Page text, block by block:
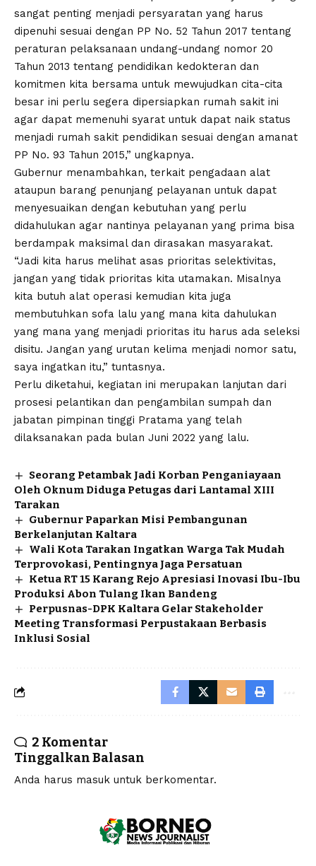
sangat penting menjadi persyaratan yang harus
dipenuhi sesuai dengan PP No. 52 Tahun 2017 tentang
peraturan pelaksanaan undang-undang nomor 20
Tahun 2013 tentang pendidikan kedokteran dan
komitmen kita bersama untuk mewujudkan cita-cita
besar ini perlu segera dipersiapkan rumah sakit ini
agar dapat memenuhi syarat untuk dapat naik status
menjadi rumah sakit pendidikan sesuai dengan amanat
PP No. 93 Tahun 2015,” ungkapnya.
Gubernur menambahkan, terkait pengadaan alat
ataupun barang penunjang pelayanan untuk dapat
menyesuaikan dengan kebutuhan yang perlu
didahulukan agar nantinya pelayanan yang prima bisa
berdampak maksimal dan dirasakan masyarakat.
“Jadi kita harus melihat asas prioritas selektivitas,
jangan yang tidak prioritas kita utamakan. Misalnya
kita butuh alat operasi kemudian kita juga
membutuhkan sofa lalu yang mana kita dahulukan
yang mana yang menjadi prioritas itu harus ada seleksi
disitu. Jangan yang urutan kelima menjadi nomor satu,
saya ingatkan itu,” tuntasnya.
Perlu diketahui, kegiatan ini merupakan lanjutan dari
prosesi pelantikan dan pengambilan sumpah dan
jabatan pimpinan tinggi Pratama yang telah
dilaksanakan pada bulan Juni 2022 yang lalu.
Seorang Petambak Jadi Korban Penganiayaan
Oleh Oknum Diduga Petugas dari Lantamal XIII
Tarakan
Gubernur Paparkan Misi Pembangunan
Berkelanjutan Kaltara
Wali Kota Tarakan Ingatkan Warga Tak Mudah
Terprovokasi, Pentingnya Jaga Persatuan
Ketua RT 15 Karang Rejo Apresiasi Inovasi Ibu-Ibu
Produksi Abon Tulang Ikan Bandeng
Perpusnas-DPK Kaltara Gelar Stakeholder
Meeting Transformasi Perpustakaan Berbasis
Inklusi Sosial
2 Komentar
Tinggalkan Balasan
Anda harus masuk untuk berkomentar.